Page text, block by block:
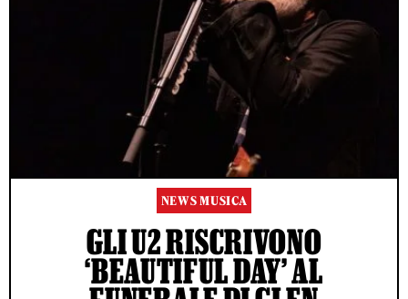
NEWS MUSICA
GLI U2 RISCRIVONO
‘BEAUTIFUL DAY’ AL